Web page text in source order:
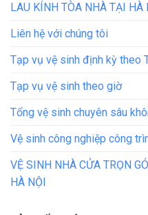
LAU KÍNH TÒA NHÀ TẠI
Liên hệ với chúng tôi
Tạp vụ vệ sinh định kỳ theo
Tạp vụ vệ sinh theo giờ
Tổng vệ sinh chuyên sâu
Vệ sinh công nghiệp công
VỆ SINH NHÀ CỬA TRỌN
HÀ NỘI